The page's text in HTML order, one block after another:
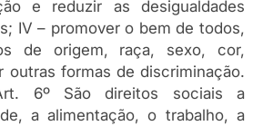
e reduzir as desigualdades
IV – promover o bem de todos,
de origem, raça, sexo, cor,
outras formas de discriminação.
6º São direitos sociais a
a alimentação, o trabalho, a